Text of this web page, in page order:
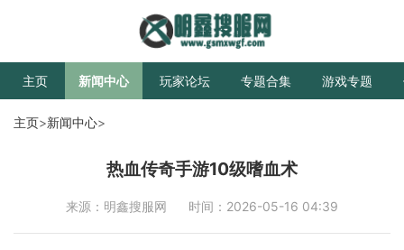
主页 新闻中心 玩家论坛 专题合集 游戏专题
主页>新闻中心>
热血传奇手游10级嗜血术
来源：明鑫搜服网 时间：2026-05-16 04:39